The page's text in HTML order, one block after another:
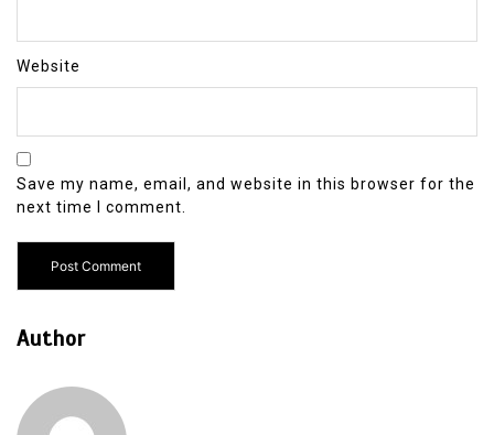
Website
Save my name, email, and website in this browser for the
next time I comment.
Author